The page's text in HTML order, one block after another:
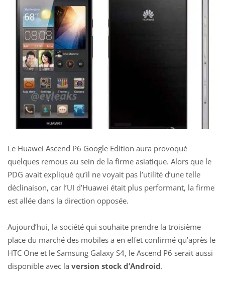
Le Huawei Ascend P6 Google Edition aura provoqué
quelques remous au sein de la firme asiatique. Alors que le
PDG avait expliqué qu’il ne voyait pas l’utilité d’une telle
déclinaison, car l’UI d’Huawei était plus performant, la firme
est allée dans la direction opposée.
Aujourd’hui, la société qui souhaite prendre la troisième
place du marché des mobiles a en effet confirmé qu’après le
HTC One et le Samsung Galaxy S4, le Ascend P6 serait aussi
disponible avec la version stock d’Android.